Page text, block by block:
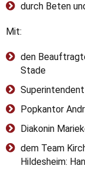
durch Beten
Mit:
den
Stade
Popkantor
Diakonin
dem Team
Hildesheim: